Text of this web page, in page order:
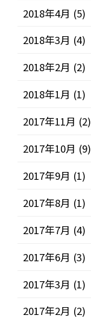
2018年4月 (5)
2018年3月 (4)
2018年2月 (2)
2018年1月 (1)
2017年11月 (2)
2017年10月 (9)
2017年9月 (1)
2017年8月 (1)
2017年7月 (4)
2017年6月 (3)
2017年3月 (1)
2017年2月 (2)